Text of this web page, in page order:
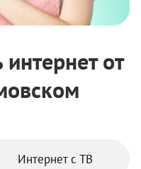
от
Интернет с ТВ